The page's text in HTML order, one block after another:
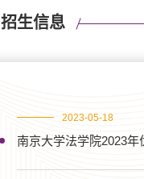
招生信息
2023-05-18
南京大学法学院2023